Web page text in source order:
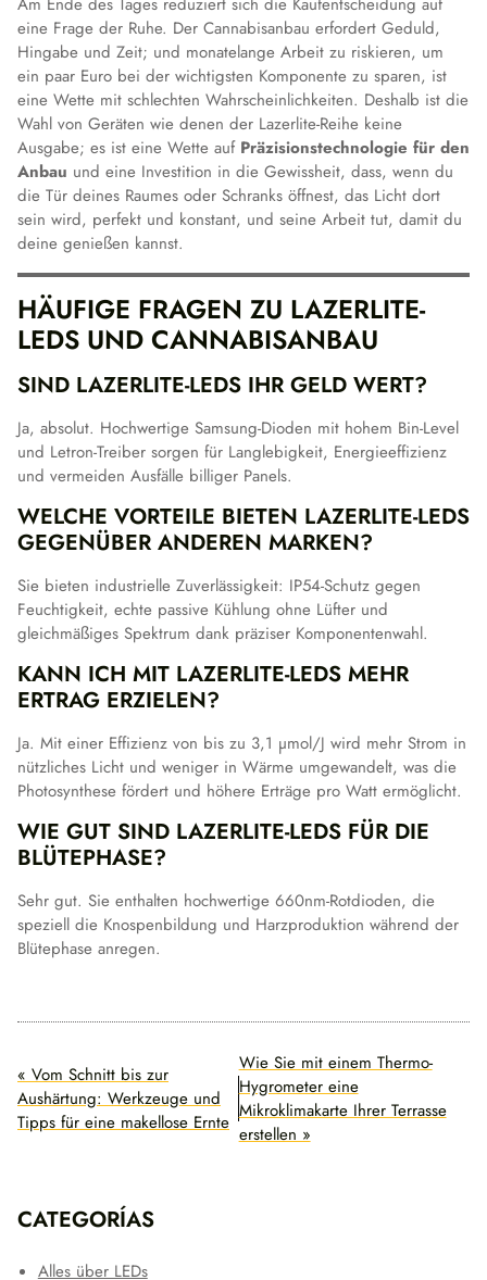
eine Frage der Ruhe. Der Cannabisanbau erfordert Geduld,
Hingabe und Zeit; und monatelange Arbeit zu riskieren, um
ein paar Euro bei der wichtigsten Komponente zu sparen, ist
eine Wette mit schlechten Wahrscheinlichkeiten. Deshalb ist die
Wahl von Geräten wie denen der Lazerlite-Reihe keine
Ausgabe; es ist eine Wette auf Präzisionstechnologie für den
Anbau und eine Investition in die Gewissheit, dass, wenn du
die Tür deines Raumes oder Schranks öffnest, das Licht dort
sein wird, perfekt und konstant, und seine Arbeit tut, damit du
deine genießen kannst.
HÄUFIGE FRAGEN ZU LAZERLITE-
LEDS UND CANNABISANBAU
SIND LAZERLITE-LEDS IHR GELD WERT?
Ja, absolut. Hochwertige Samsung-Dioden mit hohem Bin-Level
und Letron-Treiber sorgen für Langlebigkeit, Energieeffizienz
und vermeiden Ausfälle billiger Panels.
WELCHE VORTEILE BIETEN LAZERLITE-LEDS
GEGENÜBER ANDEREN MARKEN?
Sie bieten industrielle Zuverlässigkeit: IP54-Schutz gegen
Feuchtigkeit, echte passive Kühlung ohne Lüfter und
gleichmäßiges Spektrum dank präziser Komponentenwahl.
KANN ICH MIT LAZERLITE-LEDS MEHR
ERTRAG ERZIELEN?
Ja. Mit einer Effizienz von bis zu 3,1 µmol/J wird mehr Strom in
nützliches Licht und weniger in Wärme umgewandelt, was die
Photosynthese fördert und höhere Erträge pro Watt ermöglicht.
WIE GUT SIND LAZERLITE-LEDS FÜR DIE
BLÜTEPHASE?
Sehr gut. Sie enthalten hochwertige 660nm-Rotdioden, die
speziell die Knospenbildung und Harzproduktion während der
Blütephase anregen.
« Vom Schnitt bis zur
Aushärtung: Werkzeuge und
Tipps für eine makellose Ernte
Wie Sie mit einem Thermo-
Hygrometer eine
Mikroklimakarte Ihrer Terrasse
erstellen »
CATEGORÍAS
Alles über LEDs